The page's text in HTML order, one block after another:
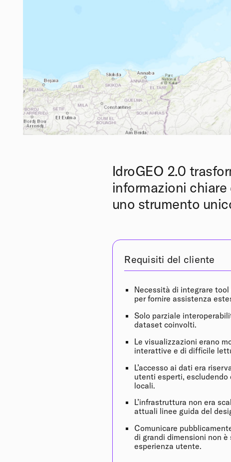
IdroGEO 2.0
informazioni
uno strumento
Requisiti del cliente
Necessità di integrare
per fornire assistenza
Solo parziale
dataset coinvolti.
Le visualizzazioni erano
interattive e di difficile
L’accesso ai dati era
utenti esperti,
locali.
L’infrastruttura non era
attuali linee guida del
Comunicare
di grandi dimensioni non
esperienza utente.